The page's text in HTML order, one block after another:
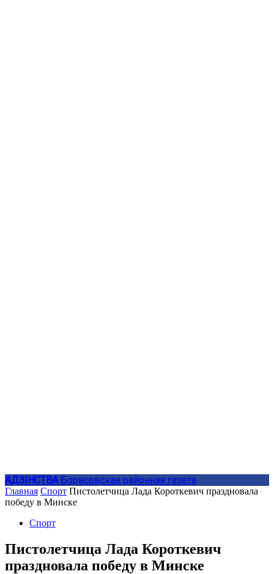
АДЗIНСТВА Борисовская районная газета
Главная Спорт Пистолетчица Лада Короткевич праздновала
победу в Минске
Спорт
Пистолетчица Лада Короткевич
праздновала победу в Минске